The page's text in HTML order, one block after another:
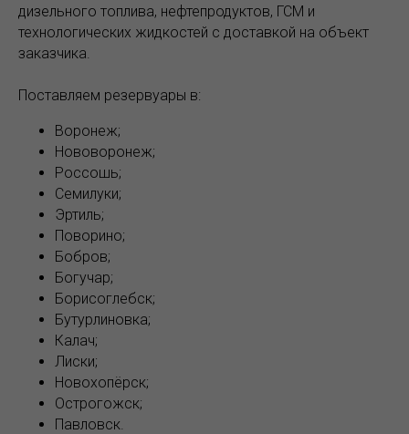
дизельного топлива, нефтепродуктов, ГСМ и
технологических жидкостей с доставкой на объект
заказчика.
Поставляем резервуары в:
Воронеж;
Нововоронеж;
Россошь;
Семилуки;
Эртиль;
Поворино;
Бобров;
Богучар;
Борисоглебск;
Бутурлиновка;
Калач;
Лиски;
Новохопёрск;
Острогожск;
Павловск.